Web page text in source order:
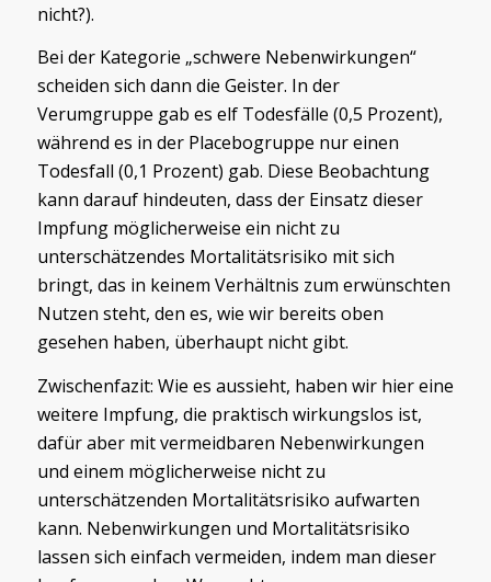
nicht?).
Bei der Kategorie „schwere Nebenwirkungen“
scheiden sich dann die Geister. In der
Verumgruppe gab es elf Todesfälle (0,5 Prozent),
während es in der Placebogruppe nur einen
Todesfall (0,1 Prozent) gab. Diese Beobachtung
kann darauf hindeuten, dass der Einsatz dieser
Impfung möglicherweise ein nicht zu
unterschätzendes Mortalitätsrisiko mit sich
bringt, das in keinem Verhältnis zum erwünschten
Nutzen steht, den es, wie wir bereits oben
gesehen haben, überhaupt nicht gibt.
Zwischenfazit: Wie es aussieht, haben wir hier eine
weitere Impfung, die praktisch wirkungslos ist,
dafür aber mit vermeidbaren Nebenwirkungen
und einem möglicherweise nicht zu
unterschätzenden Mortalitätsrisiko aufwarten
kann. Nebenwirkungen und Mortalitätsrisiko
lassen sich einfach vermeiden, indem man dieser